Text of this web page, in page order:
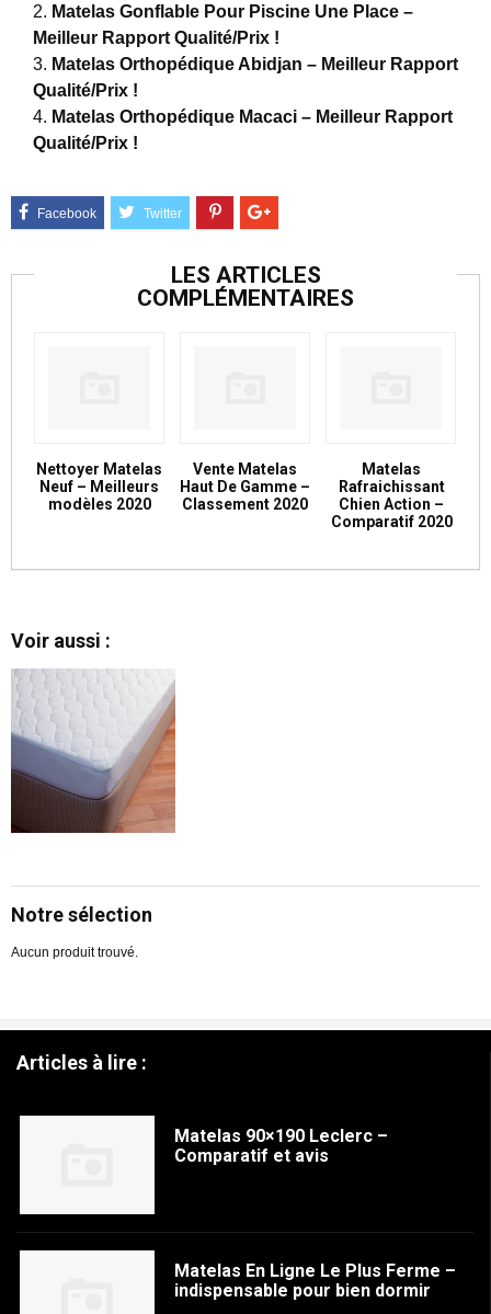
Matelas Gonflable Pour Piscine Une Place –
Meilleur Rapport Qualité/Prix !
Matelas Orthopédique Abidjan – Meilleur Rapport
Qualité/Prix !
Matelas Orthopédique Macaci – Meilleur Rapport
Qualité/Prix !
LES ARTICLES
COMPLÉMENTAIRES
Nettoyer Matelas
Neuf – Meilleurs
modèles 2020
Vente Matelas
Haut De Gamme –
Classement 2020
Matelas
Rafraichissant
Chien Action –
Comparatif 2020
Voir aussi :
Notre sélection
Aucun produit trouvé.
Articles à lire :
Matelas 90×190 Leclerc –
Comparatif et avis
Matelas En Ligne Le Plus Ferme –
indispensable pour bien dormir